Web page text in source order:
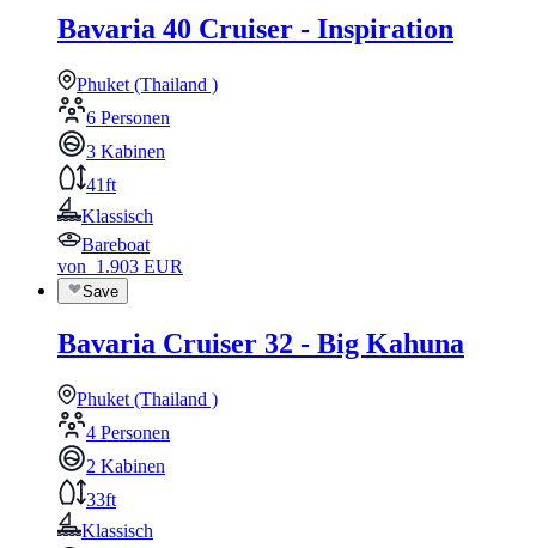
Bavaria 40 Cruiser - Inspiration
Phuket (Thailand )
6 Personen
3 Kabinen
41ft
Klassisch
Bareboat
von 1.903 EUR
Save
Bavaria Cruiser 32 - Big Kahuna
Phuket (Thailand )
4 Personen
2 Kabinen
33ft
Klassisch